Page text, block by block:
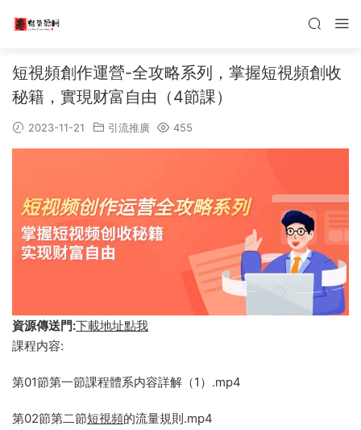
短視頻創作運營-全攻略系列，掌握短視頻創收
秘籍，實現财富自由（4節課）
2023-11-21 引流推廣 455
資源傳送門:下載地址點我
課程内容:
第01節第一節課程體系内容詳解（1）.mp4
第02節第二節短視頻的流量規則.mp4